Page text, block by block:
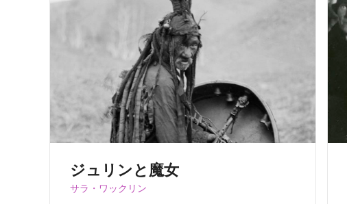
ジュリンと魔女
サラ・ワックリン